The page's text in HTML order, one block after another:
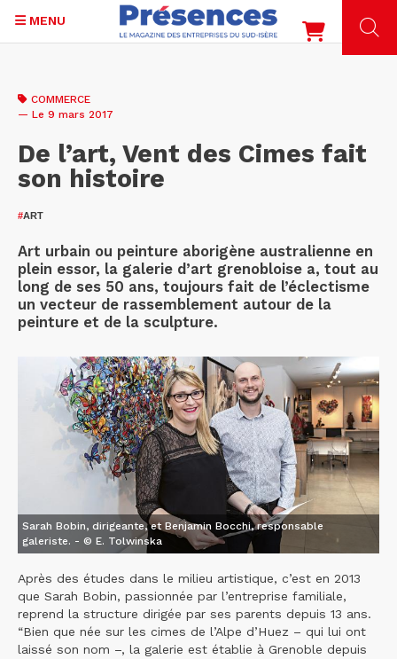
contenu
MENU
COMMERCE
— Le 9 mars 2017
De l’art, Vent des Cimes fait
son histoire
#ART
Art urbain ou peinture aborigène australienne en
plein essor, la galerie d’art grenobloise a, tout au
long de ses 50 ans, toujours fait de l’éclectisme
un vecteur de rassemblement autour de la
peinture et de la sculpture.
Sarah Bobin, dirigeante, et Benjamin Bocchi, responsable
galeriste. - © E. Tolwinska
Après des études dans le milieu artistique, c’est en 2013
que Sarah Bobin, passionnée par l’entreprise familiale,
reprend la structure dirigée par ses parents depuis 13 ans.
“Bien que née sur les cimes de l’Alpe d’Huez – qui lui ont
laissé son nom –, la galerie est établie à Grenoble depuis